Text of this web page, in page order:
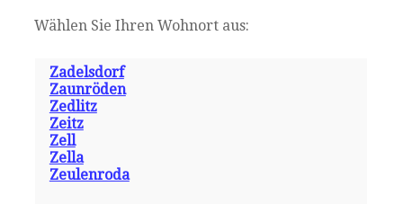
Wählen Sie Ihren Wohnort aus:
Zadelsdorf
Zaunröden
Zedlitz
Zeitz
Zell
Zella
Zeulenroda